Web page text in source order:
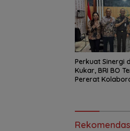
Perkuat Sinergi
Kukar, BRI BO
Pererat